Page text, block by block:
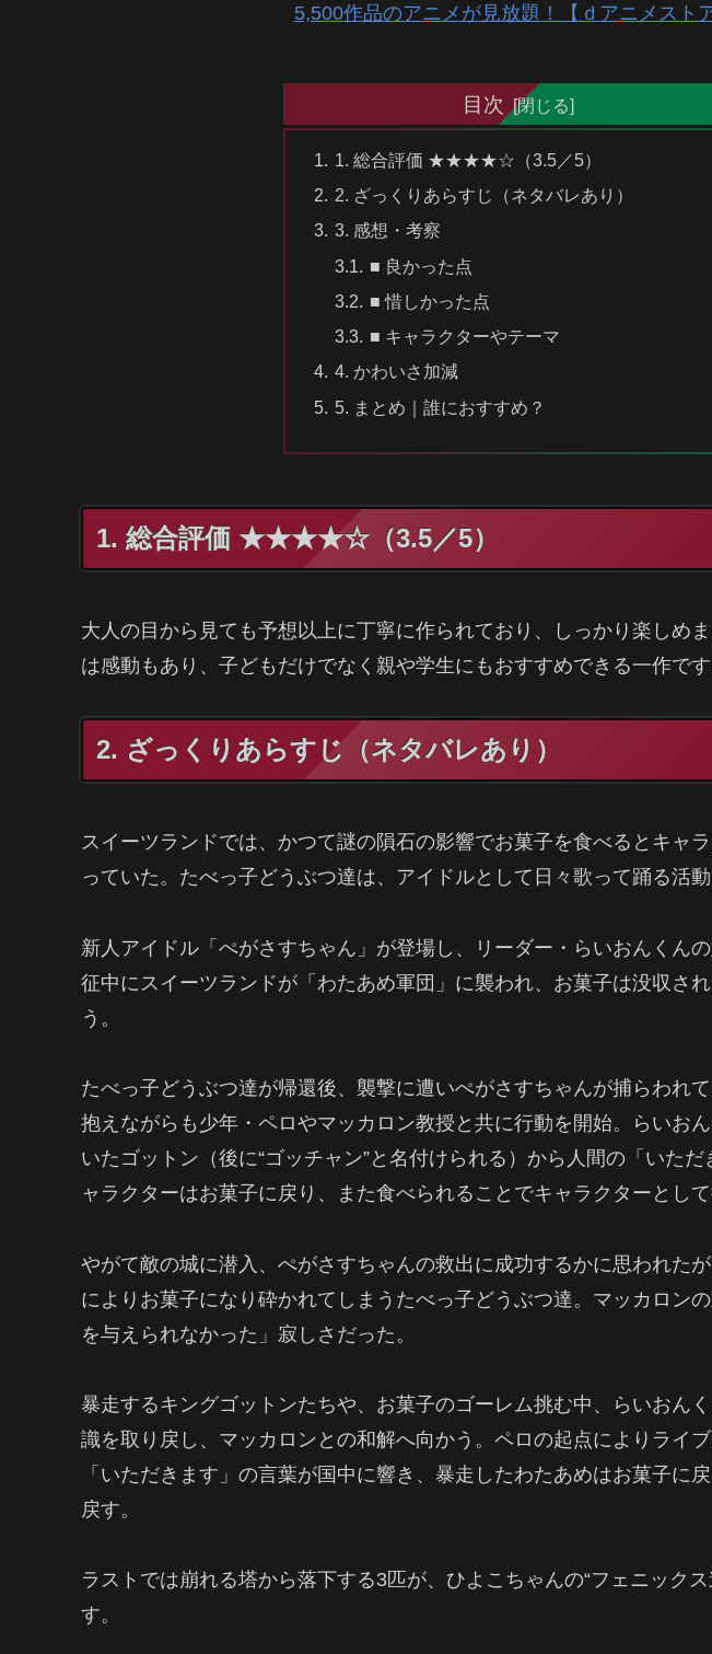
5,500作品のアニメが見放題！【ｄアニメストア
目次
1. 総合評価 ★★★★☆（3.5／5）
2. ざっくりあらすじ（ネタバレあり）
3. 感想・考察
■ 良かった点
■ 惜しかった点
■ キャラクターやテーマ
4. かわいさ加減
5. まとめ｜誰におすすめ？
1. 総合評価 ★★★★☆（3.5／5）
大人の目から見ても予想以上に丁寧に作られており、しっかり楽しめ
は感動もあり、子どもだけでなく親や学生にもおすすめできる一作です
2. ざっくりあらすじ（ネタバレあり）
スイーツランドでは、かつて謎の隕石の影響でお菓子を食べるとキャ
っていた。たべっ子どうぶつ達は、アイドルとして日々歌って踊る活動
新人アイドル「ぺがさすちゃん」が登場し、リーダー・らいおんくん
征中にスイーツランドが「わたあめ軍団」に襲われ、お菓子は没収さ
う。
たべっ子どうぶつ達が帰還後、襲撃に遭いぺがさすちゃんが捕らわれ
抱えながらも少年・ペロやマッカロン教授と共に行動を開始。らいお
いたゴットン（後に“ゴッチャン”と名付けられる）から人間の「いた
ャラクターはお菓子に戻り、また食べられることでキャラクターとして
やがて敵の城に潜入、ぺがさすちゃんの救出に成功するかに思われた
によりお菓子になり砕かれてしまうたべっ子どうぶつ達。マッカロン
を与えられなかった」寂しさだった。
暴走するキングゴットンたちや、お菓子のゴーレム挑む中、らいおん
識を取り戻し、マッカロンとの和解へ向かう。ペロの起点によりライ
「いただきます」の言葉が国中に響き、暴走したわたあめはお菓子に
戻す。
ラストでは崩れる塔から落下する3匹が、ひよこちゃんの“フェニック
す。